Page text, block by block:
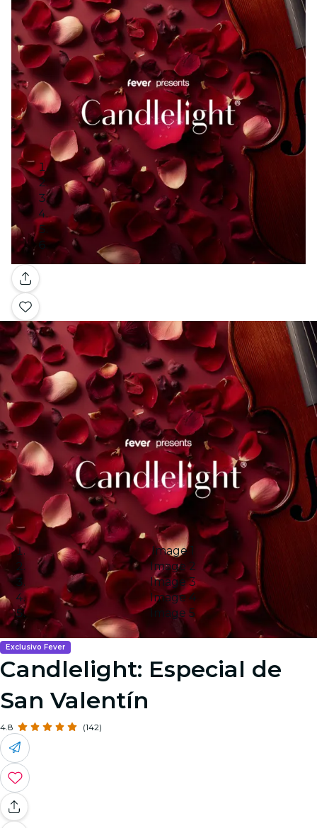
Galería
Image 1
Image 2
Image 3
Image 4
Image 5
Exclusivo Fever
Candlelight: Especial de
San Valentín
4.8 (142)